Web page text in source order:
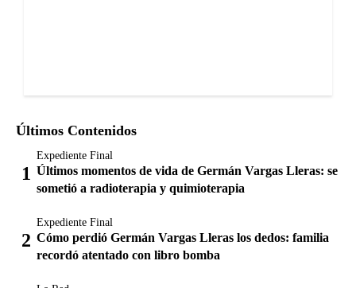
Últimos Contenidos
Expediente Final
Últimos momentos de vida de Germán Vargas Lleras: se
sometió a radioterapia y quimioterapia
Expediente Final
Cómo perdió Germán Vargas Lleras los dedos: familia
recordó atentado con libro bomba